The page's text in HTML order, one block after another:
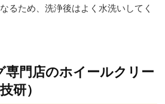
るため、洗浄後はよく水洗いしてく
専門店のホイールクリー
研）